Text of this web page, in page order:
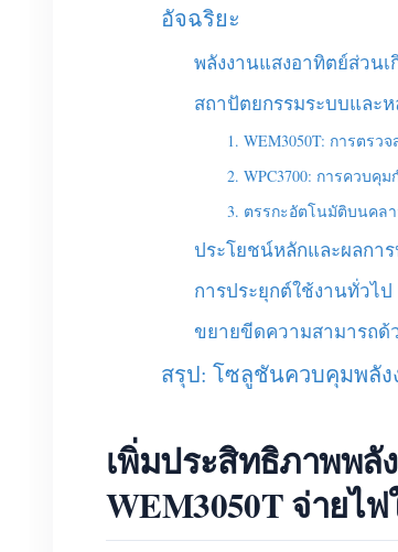
อัจฉริยะ
พลังงานแสงอาทิตย์ส่วนเ
สถาปัตยกรรมระบบและ
1. WEM3050T: การตร
2. WPC3700: การควบคุ
3. ตรรกะอัตโนมัติบนคล
ประโยชน์หลักและผลกา
การประยุกต์ใช้งานทั่วไป
ขยายขีดความสามารถด้ว
สรุป: โซลูชันควบคุมพลัง
เพิ่มประสิทธิภาพพลั
WEM3050T จ่ายไ